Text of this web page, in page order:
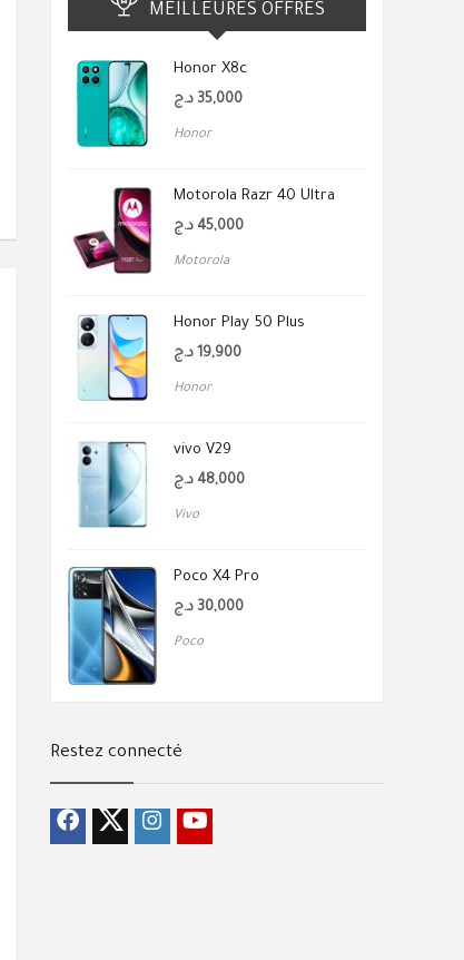
MEILLEURES OFFRES
Honor X8c
35,000 د.ج
Honor
Motorola Razr 40 Ultra
45,000 د.ج
Motorola
Honor Play 50 Plus
19,900 د.ج
Honor
vivo V29
48,000 د.ج
Vivo
Poco X4 Pro
30,000 د.ج
Poco
Restez connecté